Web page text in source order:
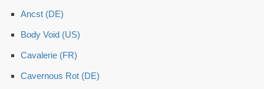
Ancst (DE)
Body Void (US)
Cavalerie (FR)
Cavernous Rot (DE)